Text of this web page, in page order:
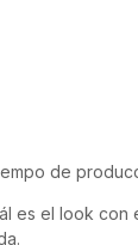
de
es el look con